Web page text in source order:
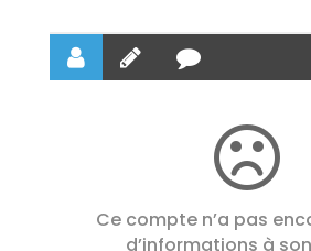
Ce compte n’a pas
d’informations à